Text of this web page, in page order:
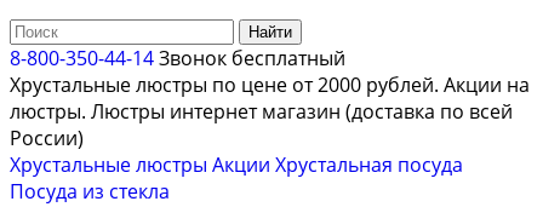
Найти
8-800-350-44-14Звонок бесплатный
Хрустальные люстры по цене от 2000 рублей. Акции на
люстры. Люстры интернет магазин (доставка по всей
России)
Хрустальные люстры Акции Хрустальная посуда
Посуда из стекла